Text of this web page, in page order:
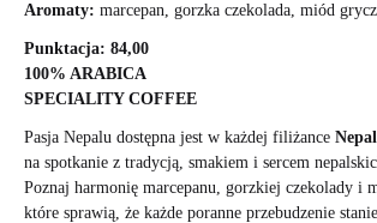
Aromaty: marcepan, gorzka czekolada, miód
Punktacja: 84,00
100% ARABICA
SPECIALITY COFFEE
Pasja Nepalu dostępna jest w każdej filiżance
na spotkanie z tradycją, smakiem i sercem
Poznaj harmonię marcepanu, gorzkiej czekolady i
które sprawią, że każde poranne przebudzenie